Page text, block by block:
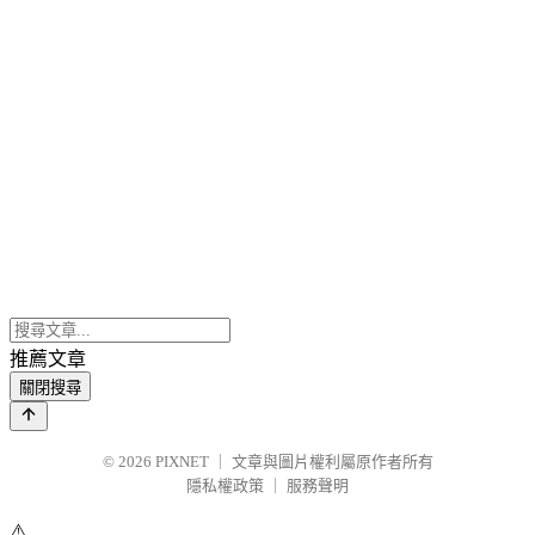
推薦文章
關閉搜尋
© 2026 PIXNET
文章與圖片權利屬原作者所有
隱私權政策
服務聲明
⚠️